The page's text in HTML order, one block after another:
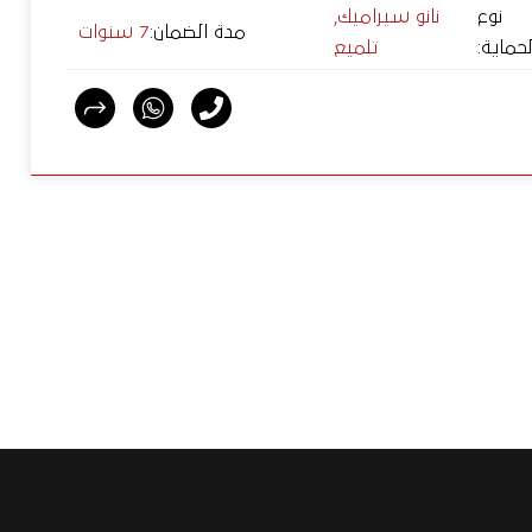
نوع
:
نانو سيراميك,
تلميع
مدة الضمان:7 سنوات